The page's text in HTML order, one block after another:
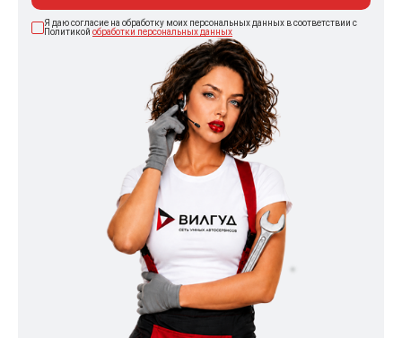
Я даю согласие на обработку моих персональных данных в соответствии с
Политикой обработки персональных данных